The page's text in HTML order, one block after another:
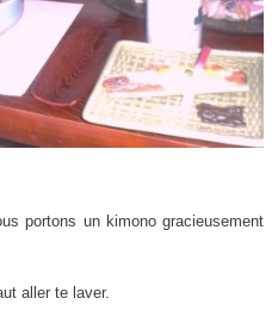
portons un kimono gracieusement
aller te laver.